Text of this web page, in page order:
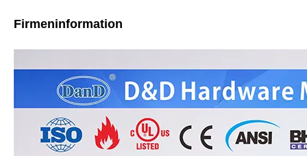
Firmeninformation